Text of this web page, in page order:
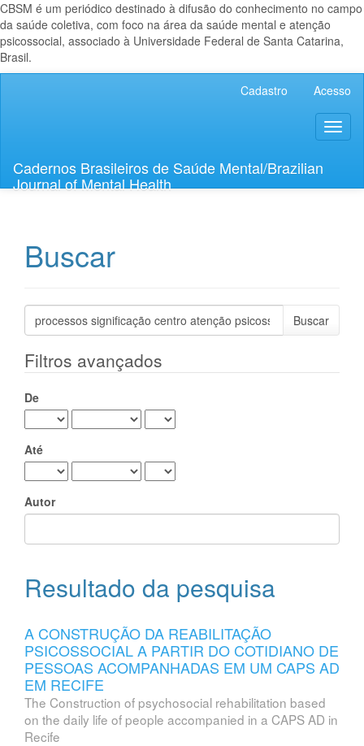
CBSM é um periódico destinado à difusão do conhecimento no campo
da saúde coletiva, com foco na área da saúde mental e atenção
psicossocial, associado à Universidade Federal de Santa Catarina,
Brasil.
Lateral
Cadastro Acesso
Cadernos Brasileiros de Saúde Mental/Brazilian
Journal of Mental Health
Buscar
Pesquisar
termo
Filtros avançados
De
Até
Autor
Resultado da pesquisa
A CONSTRUÇÃO DA REABILITAÇÃO
PSICOSSOCIAL A PARTIR DO COTIDIANO DE
PESSOAS ACOMPANHADAS EM UM CAPS AD
EM RECIFE
The Construction of psychosocial rehabilitation based
on the daily life of people accompanied in a CAPS AD in
Recife